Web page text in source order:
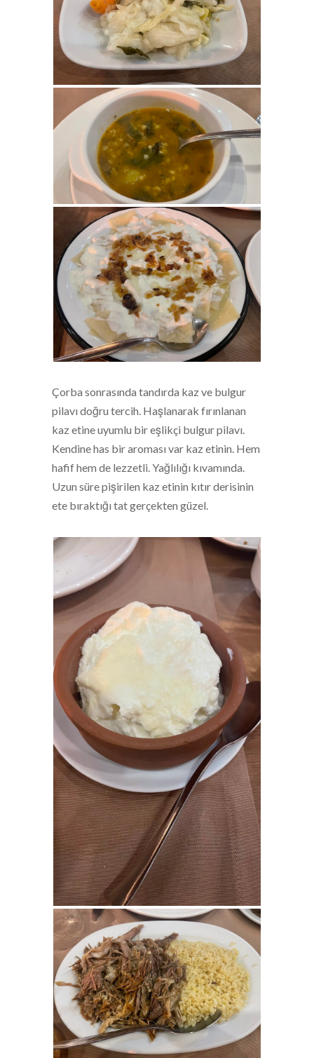
Çorba sonrasında tandırda kaz ve bulgur
pilavı doğru tercih. Haşlanarak fırınlanan
kaz etine uyumlu bir eşlikçi bulgur pilavı.
Kendine has bir aroması var kaz etinin. Hem
hafif hem de lezzetli. Yağlılığı kıvamında.
Uzun süre pişirilen kaz etinin kıtır derisinin
ete bıraktığı tat gerçekten güzel.